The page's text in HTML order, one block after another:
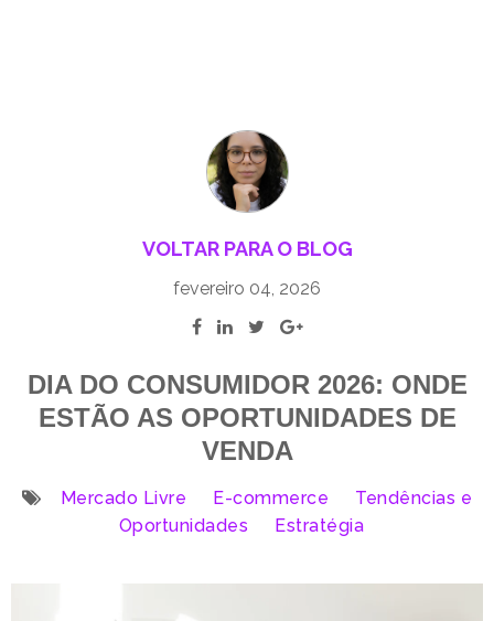
VOLTAR PARA O BLOG
fevereiro 04, 2026
DIA DO CONSUMIDOR 2026: ONDE
ESTÃO AS OPORTUNIDADES DE
VENDA
Mercado Livre E-commerce
Tendências e
Oportunidades
Estratégia